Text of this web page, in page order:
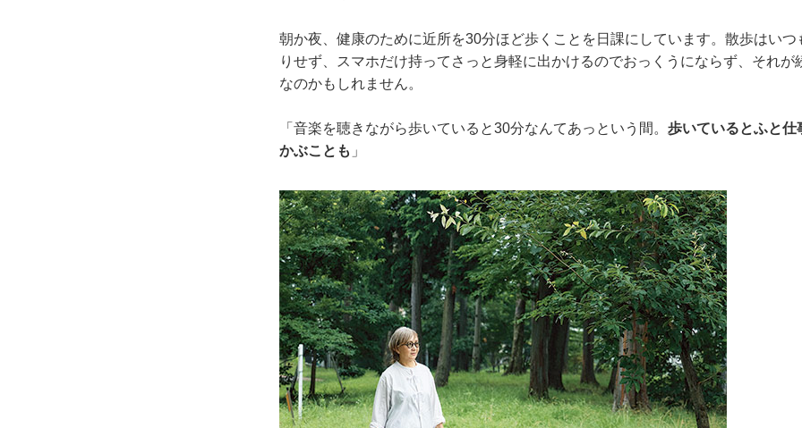
朝か夜、健康のために近所を30分ほど歩くことを日課にしています。散歩はいつ
りせず、スマホだけ持ってさっと身軽に出かけるのでおっくうにならず、それが
なのかもしれません。
「音楽を聴きながら歩いていると30分なんてあっという間。 歩いているとふと仕
かぶことも 」